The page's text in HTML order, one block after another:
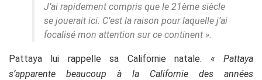
J’ai rapidement compris que le 21ème siècle
se jouerait ici. C’est la raison pour laquelle j’ai
focalisé mon attention sur ce continent ».
Pattaya lui rappelle sa Californie natale. « Pattaya
s’apparente beaucoup à la Californie des années